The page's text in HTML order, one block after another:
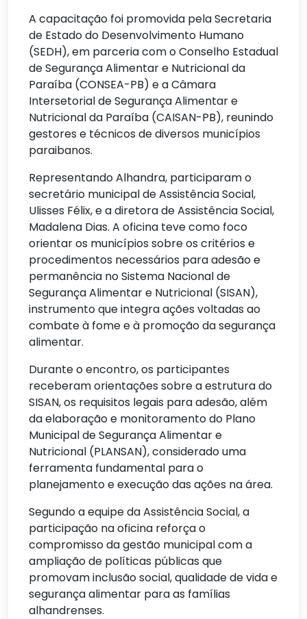
A capacitação foi promovida pela Secretaria
de Estado do Desenvolvimento Humano
(SEDH), em parceria com o Conselho Estadual
de Segurança Alimentar e Nutricional da
Paraíba (CONSEA-PB) e a Câmara
Intersetorial de Segurança Alimentar e
Nutricional da Paraíba (CAISAN-PB), reunindo
gestores e técnicos de diversos municípios
paraibanos.
Representando Alhandra, participaram o
secretário municipal de Assistência Social,
Ulisses Félix, e a diretora de Assistência Social,
Madalena Dias. A oficina teve como foco
orientar os municípios sobre os critérios e
procedimentos necessários para adesão e
permanência no Sistema Nacional de
Segurança Alimentar e Nutricional (SISAN),
instrumento que integra ações voltadas ao
combate à fome e à promoção da segurança
alimentar.
Durante o encontro, os participantes
receberam orientações sobre a estrutura do
SISAN, os requisitos legais para adesão, além
da elaboração e monitoramento do Plano
Municipal de Segurança Alimentar e
Nutricional (PLANSAN), considerado uma
ferramenta fundamental para o
planejamento e execução das ações na área.
Segundo a equipe da Assistência Social, a
participação na oficina reforça o
compromisso da gestão municipal com a
ampliação de políticas públicas que
promovam inclusão social, qualidade de vida e
segurança alimentar para as famílias
alhandrenses.